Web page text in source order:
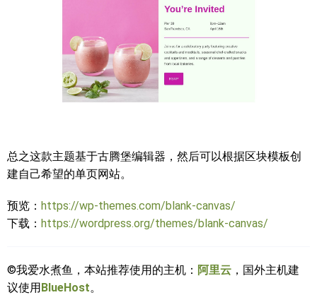
总之这款主题基于古腾堡编辑器，然后可以根据区块模板创
建自己希望的单页网站。
预览： https://wp-themes.com/blank-canvas/
下载： https://wordpress.org/themes/blank-canvas/
©我爱水煮鱼，本站推荐使用的主机： 阿里云 ，国外主机建
议使用BlueHost。